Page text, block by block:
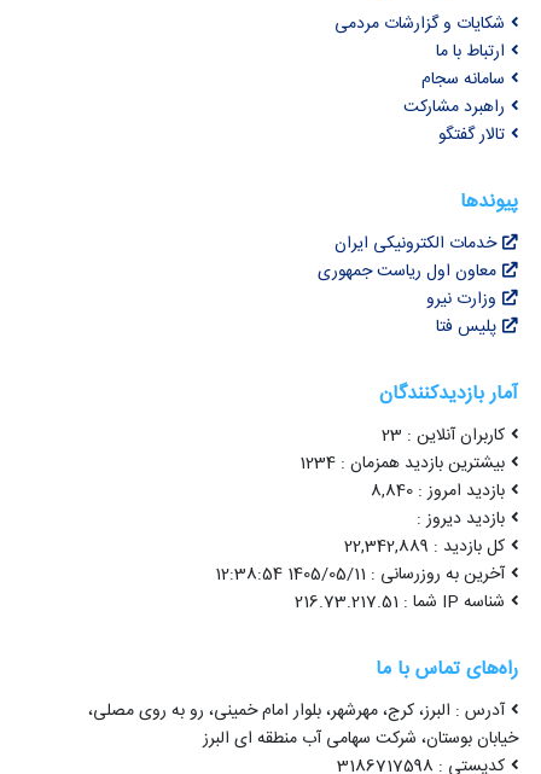
شکایات و گزارشات مردمی
ارتباط با ما
سامانه سجام
راهبرد مشارکت
تالار گفتگو
پیوندها
خدمات الکترونیکی ایران
معاون اول ریاست جمهوری
وزارت نیرو
پلیس فتا
آمار بازدیدکنندگان
کاربران آنلاین : 23
بیشترین بازدید همزمان : 1234
بازدید امروز : 8,840
بازدید دیروز :
کل بازدید : 22,342,889
آخرین به روزرسانی : 1405/05/11 12:38:54
شناسه IP شما : 216.73.217.51
راه‌های تماس با ما
آدرس : البرز، کرج، مهرشهر، بلوار امام خمینی، رو به روی مصلی،
خیابان بوستان، شرکت سهامی آب منطقه ای البرز
کدپستی : 3186717598